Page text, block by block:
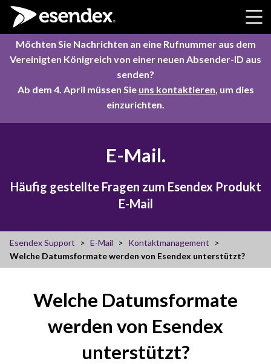
Skip to content
Möchten Sie Nachrichten an eine Rufnummer aus dem
Vereinigten Königreich von einer neuen Absender-ID aus
senden?
Ab dem 4. April müssen Sie uns kontaktieren, um dies
einzurichten.
E-Mail.
Häufig gestellte Fragen zum Esendex Produkt
E-Mail
Esendex Support E-Mail
Kontaktmanagement
Welche Datumsformate werden von Esendex unterstützt?
Welche Datumsformate
werden von Esendex
unterstützt?